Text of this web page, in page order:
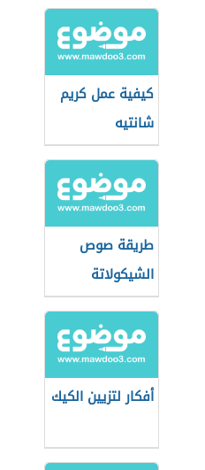
كيفية عمل كريم
شانتيه
طريقة صوص
الشيكولاتة
أفكار لتزيين الكيك